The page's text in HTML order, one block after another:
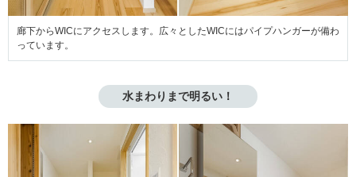
廊下からWICにアクセスします。広々としたWICにはパイプハンガーが備わ
っています。
水まわりまで明るい！